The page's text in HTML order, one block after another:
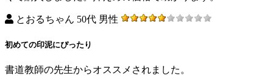
とおるちゃん 50代 男性
初めての印泥にぴったり
書道教師の先生からオススメされました。